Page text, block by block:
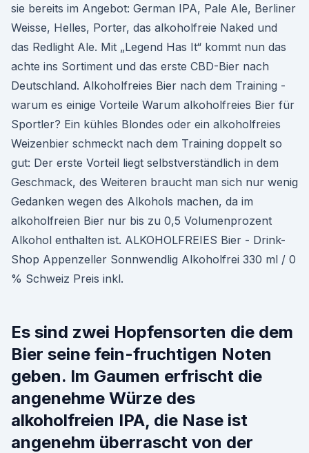
sie bereits im Angebot: German IPA, Pale Ale, Berliner
Weisse, Helles, Porter, das alkoholfreie Naked und
das Redlight Ale. Mit „Legend Has It“ kommt nun das
achte ins Sortiment und das erste CBD-Bier nach
Deutschland. Alkoholfreies Bier nach dem Training -
warum es einige Vorteile Warum alkoholfreies Bier für
Sportler? Ein kühles Blondes oder ein alkoholfreies
Weizenbier schmeckt nach dem Training doppelt so
gut: Der erste Vorteil liegt selbstverständlich in dem
Geschmack, des Weiteren braucht man sich nur wenig
Gedanken wegen des Alkohols machen, da im
alkoholfreien Bier nur bis zu 0,5 Volumenprozent
Alkohol enthalten ist. ALKOHOLFREIES Bier - Drink-
Shop Appenzeller Sonnwendlig Alkoholfrei 330 ml / 0
% Schweiz Preis inkl.
Es sind zwei Hopfensorten die dem
Bier seine fein-fruchtigen Noten
geben. Im Gaumen erfrischt die
angenehme Würze des
alkoholfreien IPA, die Nase ist
angenehm überrascht von der